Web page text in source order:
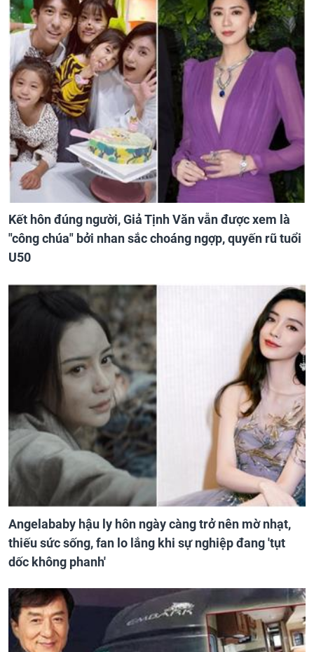
Kết hôn đúng người, Giả Tịnh Văn vẫn được xem là
"công chúa" bởi nhan sắc choáng ngợp, quyến rũ tuổi
U50
Angelababy hậu ly hôn ngày càng trở nên mờ nhạt,
thiếu sức sống, fan lo lắng khi sự nghiệp đang 'tụt
dốc không phanh'